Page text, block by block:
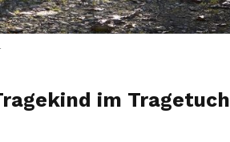
im Tragetuch